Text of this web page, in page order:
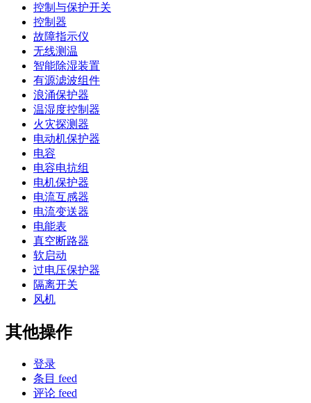
控制与保护开关
控制器
故障指示仪
无线测温
智能除湿装置
有源滤波组件
浪涌保护器
温湿度控制器
火灾探测器
电动机保护器
电容
电容电抗组
电机保护器
电流互感器
电流变送器
电能表
真空断路器
软启动
过电压保护器
隔离开关
风机
其他操作
登录
条目 feed
评论 feed